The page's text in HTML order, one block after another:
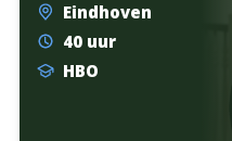
Eindhoven
40 uur
HBO